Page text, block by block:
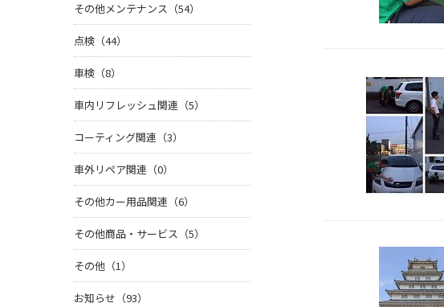
その他メンテナンス（54）
点検（44）
車検（8）
車内リフレッシュ関連（5）
コーティング関連（3）
車外リペア関連（0）
その他カー用品関連（6）
その他商品・サービス（5）
その他（1）
お知らせ（93）